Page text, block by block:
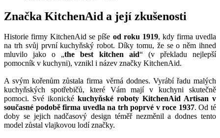
Značka KitchenAid a její zkušenosti
Historie firmy KitchenAid se píše od roku 1919, kdy firma uvedla
na trh svůj první kuchyňský robot. Díky tomu, že se o něm ihned
mluvilo jako o „the best kitchen aid“ (v překladu nejlepší
pomocník v kuchyni), vznikl i název značky KitchenAid.
A svým kořenům zůstala firma věrná dodnes. Vyrábí řadu malých
kuchyňských spotřebičů, které Vám mají v kuchyni skutečně
pomoci. Své ikonické kuchyňské roboty KitchenAid Artisan v
současné podobě firma uvedla na trh poprvé v roce 1937. Od té
doby se jejich nadčasový design téměř nezměnil a dodnes tento
model zůstal vlajkovou lodí značky.